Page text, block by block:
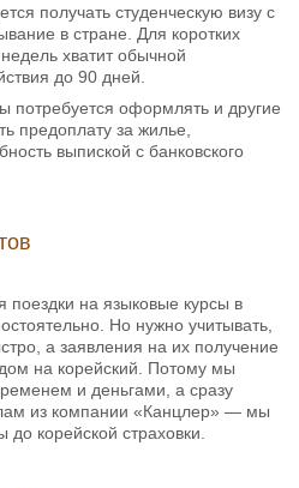
получать студенческую визу с
в стране. Для коротких
хватит обычной
до 90 дней.
оформлять и другие
предоплату за жилье,
выпиской с банковского
поездки на языковые курсы в
Но нужно учитывать,
а заявления на их получение
на корейский. Потому мы
и деньгами, а сразу
из компании «Канцлер» — мы
корейской страховки.